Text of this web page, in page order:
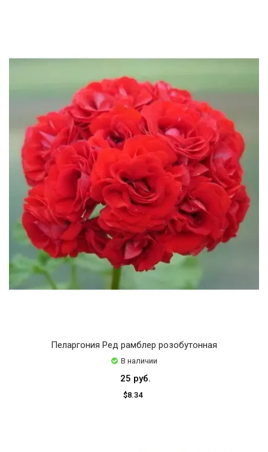
Пеларгония Ред рамблер розобутонная
В наличии
25 руб.
$8.34